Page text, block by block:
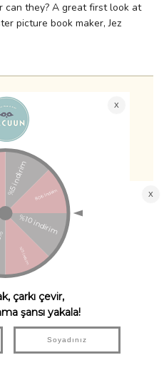
can they? A great first look at
picture book maker, Jez